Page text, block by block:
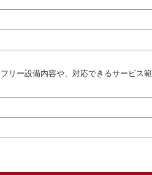
リー設備内容や、対応できるサービス